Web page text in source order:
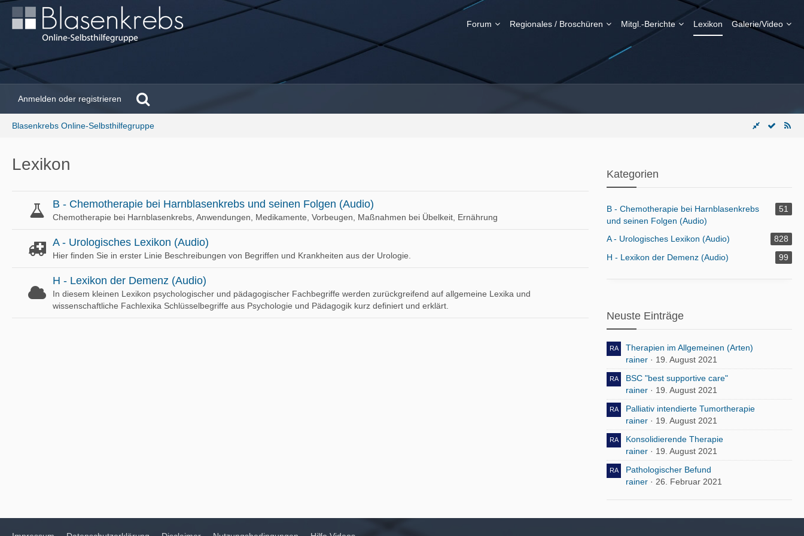
Forum Regionales / Broschüren Mitgl.-Berichte Lexikon Galerie/Video
Anmelden oder registrieren
Blasenkrebs Online-Selbsthilfegruppe
Lexikon
B - Chemotherapie bei Harnblasenkrebs und seinen Folgen (Audio)
Chemotherapie bei Harnblasenkrebs, Anwendungen, Medikamente, Vorbeugen, Maßnahmen bei Übelkeit, Ernährung
A - Urologisches Lexikon (Audio)
Hier finden Sie in erster Linie Beschreibungen von Begriffen und Krankheiten aus der Urologie.
H - Lexikon der Demenz (Audio)
In diesem kleinen Lexikon psychologischer und pädagogischer Fachbegriffe werden zurückgreifend auf allgemeine Lexika und
wissenschaftliche Fachlexika Schlüsselbegriffe aus Psychologie und Pädagogik kurz definiert und erklärt.
Kategorien
B - Chemotherapie bei Harnblasenkrebs
und seinen Folgen (Audio)
51
A - Urologisches Lexikon (Audio)
828
H - Lexikon der Demenz (Audio)
99
Neuste Einträge
Therapien im Allgemeinen (Arten)
rainer
19. August 2021
BSC "best supportive care"
rainer
19. August 2021
Palliativ intendierte Tumortherapie
rainer
19. August 2021
Konsolidierende Therapie
rainer
19. August 2021
Pathologischer Befund
rainer
26. Februar 2021